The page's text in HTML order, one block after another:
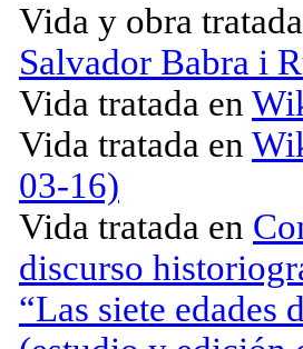
Vida y obra
Salvador Babra i
Vida tratada en
Vida tratada en
03-16)
Vida tratada en
discurso
“Las siete edades